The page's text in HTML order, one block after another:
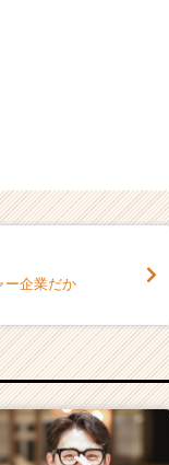
ー企業だか